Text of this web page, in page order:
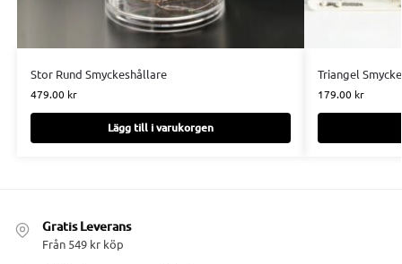
Stor Rund Smyckeshållare
479.00 kr
Lägg till i varukorgen
Triangel
179.00 kr
Gratis Leverans
Från 549 kr köp